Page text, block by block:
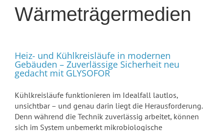
Wärmeträgermedien
Heiz- und Kühlkreisläufe in modernen
Gebäuden – Zuverlässige Sicherheit neu
gedacht mit GLYSOFOR
Kühlkreisläufe funktionieren im Idealfall lautlos,
unsichtbar – und genau darin liegt die Herausforderung.
Denn während die Technik zuverlässig arbeitet, können
sich im System unbemerkt mikrobiologische